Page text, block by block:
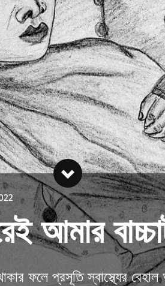
আমার
ফলে প্রসূতি স্বাস্থ্যের